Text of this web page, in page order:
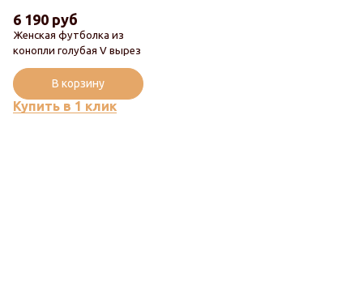
Женская футболка из
конопли голубая V вырез
6 190 руб
Купить в 1 клик
В корзину